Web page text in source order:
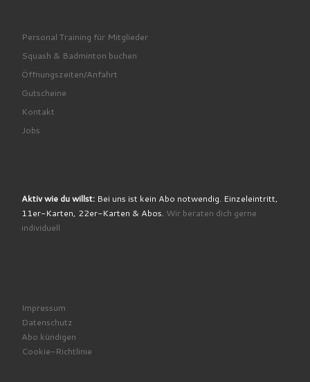
Personal Training für Mitglieder
Squash & Badminton buchen
Öffnungszeiten/Anfahrt
Gutscheine
Kontakt
Jobs
Aktiv wie du willst: Bei uns ist kein Abo notwendig. Einzeleintritt,
11er-Karten, 22er-Karten & Abos. Wir beraten dich gerne
individuell
Impressum
Datenschutz
Abo kündigen
Cookie-Richtlinie